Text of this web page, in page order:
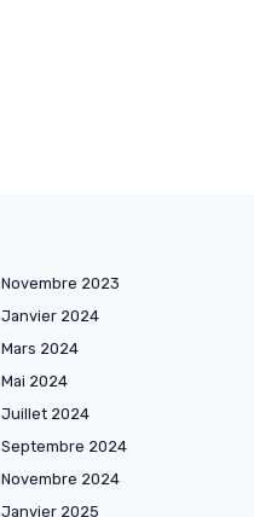
Novembre 2023
Janvier 2024
Mars 2024
Mai 2024
Juillet 2024
Septembre 2024
Novembre 2024
Janvier 2025